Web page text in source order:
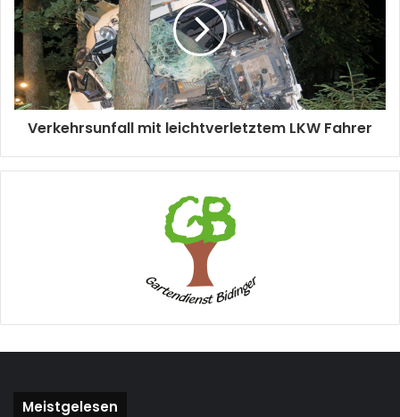
Verkehrsunfall mit leichtverletztem LKW Fahrer
Meistgelesen